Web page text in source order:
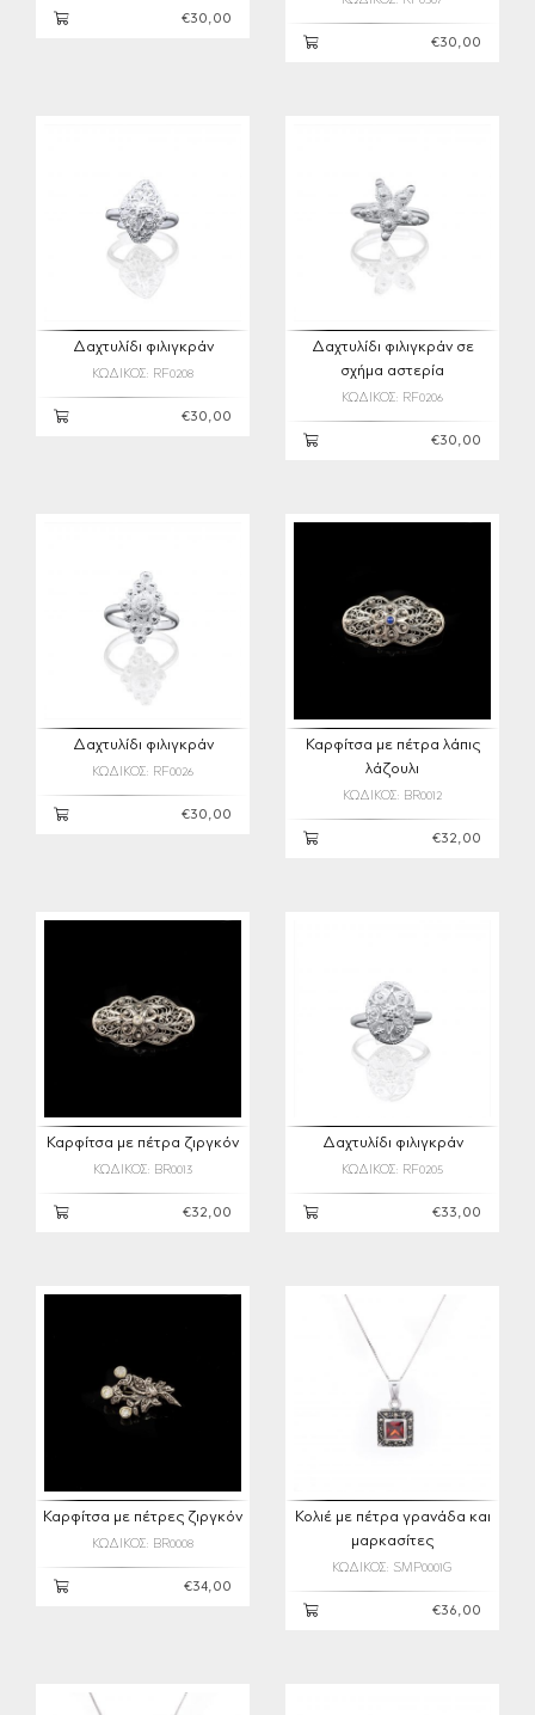
€30,00
€30,00
Δαχτυλίδι φιλιγκράν
ΚΩΔΙΚΟΣ: RF0208
€30,00
Δαχτυλίδι φιλιγκράν σε
σχήμα αστερία
ΚΩΔΙΚΟΣ: RF0206
€30,00
Δαχτυλίδι φιλιγκράν
ΚΩΔΙΚΟΣ: RF0026
€30,00
Καρφίτσα με πέτρα λάπις
λάζουλι
ΚΩΔΙΚΟΣ: BR0012
€32,00
Καρφίτσα με πέτρα ζιργκόν
ΚΩΔΙΚΟΣ: BR0013
€32,00
Δαχτυλίδι φιλιγκράν
ΚΩΔΙΚΟΣ: RF0205
€33,00
Καρφίτσα με πέτρες ζιργκόν
ΚΩΔΙΚΟΣ: BR0008
€34,00
Κολιέ με πέτρα γρανάδα και
μαρκασίτες
ΚΩΔΙΚΟΣ: SMP0001G
€36,00